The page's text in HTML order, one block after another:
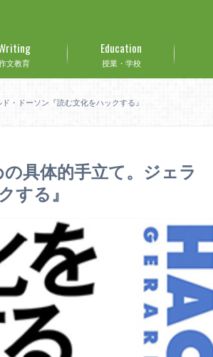
文教育 授業・学校
Education
・ドーソン『読む文化をハックする』
具体的手立て。ジェラ
する』